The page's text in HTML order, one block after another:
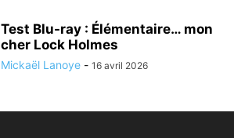
Test Blu-ray : Élémentaire… mon
cher Lock Holmes
Mickaël Lanoye - 16 avril 2026